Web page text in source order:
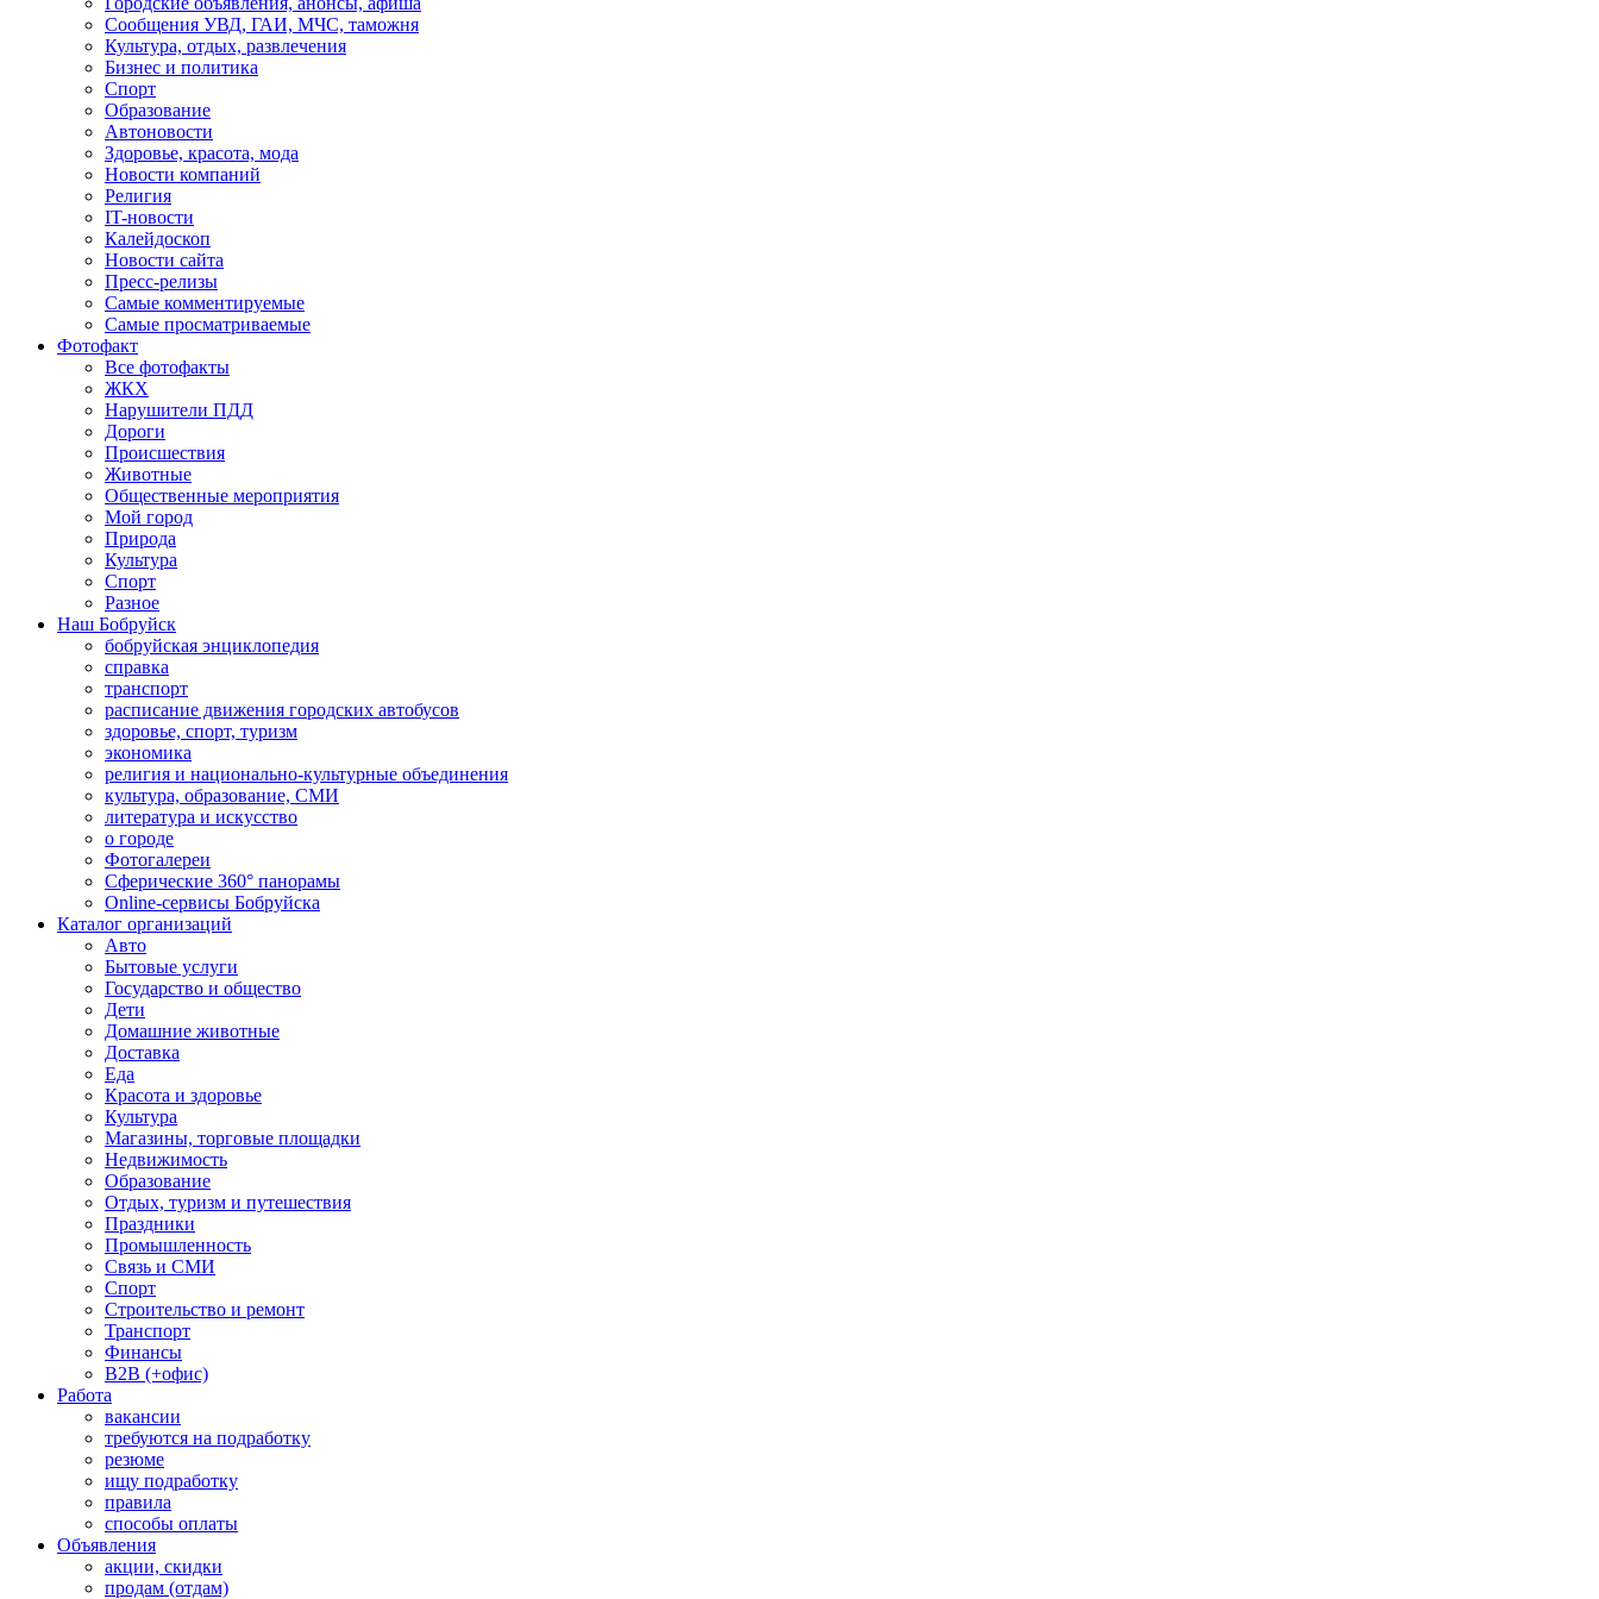
Сообщения УВД, ГАИ, МЧС, таможня
Культура, отдых, развлечения
Бизнес и политика
Спорт
Образование
Автоновости
Здоровье, красота, мода
Новости компаний
Религия
IT-новости
Калейдоскоп
Новости сайта
Пресс-релизы
Самые комментируемые
Самые просматриваемые
Фотофакт
Все фотофакты
ЖКХ
Нарушители ПДД
Дороги
Происшествия
Животные
Общественные мероприятия
Мой город
Природа
Культура
Спорт
Разное
Наш Бобруйск
бобруйская энциклопедия
справка
транспорт
расписание движения городских автобусов
здоровье, спорт, туризм
экономика
религия и национально-культурные объединения
культура, образование, СМИ
литература и искусство
о городе
Фотогалереи
Сферические 360° панорамы
Online-сервисы Бобруйска
Каталог организаций
Авто
Бытовые услуги
Государство и общество
Дети
Домашние животные
Доставка
Еда
Красота и здоровье
Культура
Магазины, торговые площадки
Недвижимость
Образование
Отдых, туризм и путешествия
Праздники
Промышленность
Связь и СМИ
Спорт
Строительство и ремонт
Транспорт
Финансы
B2B (+офис)
Работа
вакансии
требуются на подработку
резюме
ищу подработку
правила
способы оплаты
Объявления
акции, скидки
продам (отдам)